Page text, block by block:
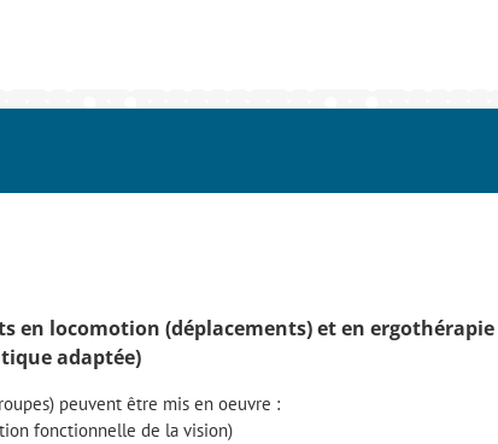
en locomotion (déplacements) et en
adaptée)
peuvent être mis en oeuvre :
fonctionnelle de la vision)